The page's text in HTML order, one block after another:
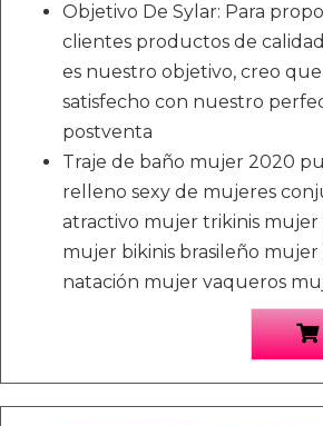
Objetivo De Sylar: Para
clientes productos de
es nuestro objetivo, creo
satisfecho con nuestro
postventa
Traje de baño mujer 2020
relleno sexy de mujeres
atractivo mujer trikinis
mujer bikinis brasileño
natación mujer vaqueros